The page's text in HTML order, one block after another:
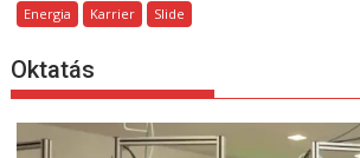
Energia Karrier Slide
Oktatás